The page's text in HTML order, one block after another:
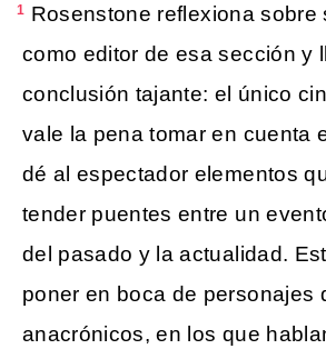
1 Rosenstone reflexiona sobre
como editor de esa sección y
conclusión tajante: el único
vale la pena tomar en cuenta
dé al espectador elementos
tender puentes entre un
del pasado y la actualidad.
poner en boca de personajes
anacrónicos, en los que